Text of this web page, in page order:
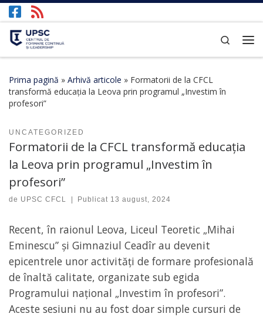
Afișează întregul conținut
Search
Prima pagină » Arhivă articole » Formatorii de la CFCL
transformă educația la Leova prin programul „Investim în
profesori”
UNCATEGORIZED
Formatorii de la CFCL transformă educația
la Leova prin programul „Investim în
profesori”
de UPSC CFCL Publicat 13 august, 2024
Recent, în raionul Leova, Liceul Teoretic „Mihai
Eminescu” și Gimnaziul Ceadîr au devenit
epicentrele unor activități de formare profesională
de înaltă calitate, organizate sub egida
Programului național „Investim în profesori”.
Aceste sesiuni nu au fost doar simple cursuri de